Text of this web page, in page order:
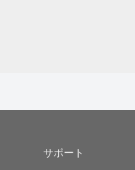
サポート